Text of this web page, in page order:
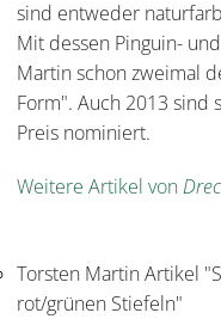
sind entweder
Mit dessen Pinguin-
Martin schon zweimal
Form". Auch 2013 sind
Preis nominiert.
Weitere Artikel von
Torsten Martin Artikel
rot/grünen Stiefeln"